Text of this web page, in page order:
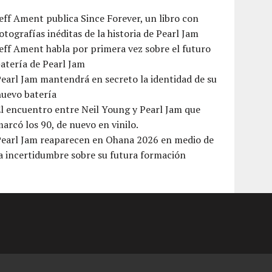
Ament publica Since Forever, un libro con
inéditas de la historia de Pearl Jam
Ament habla por primera vez sobre el futuro
de Pearl Jam
Jam mantendrá en secreto la identidad de su
batería
encuentro entre Neil Young y Pearl Jam que
los 90, de nuevo en vinilo.
Jam reaparecen en Ohana 2026 en medio de
incertidumbre sobre su futura formación